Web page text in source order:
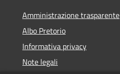
Amministrazione trasparente
Albo Pretorio
Informativa privacy
Note legali